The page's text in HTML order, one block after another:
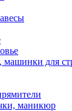
машинки для
маникюр